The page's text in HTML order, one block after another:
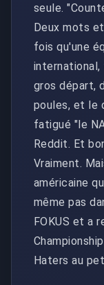
seule.
Deux mots
fois qu'une
gros départ,
poules, et le
fatigué "le
Reddit. Et
Vraiment.
américaine
même pas
FOKUS et a
Haters au